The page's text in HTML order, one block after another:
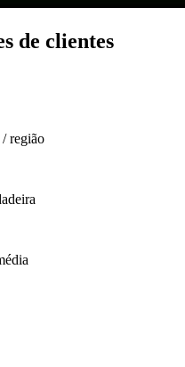
de clientes
região